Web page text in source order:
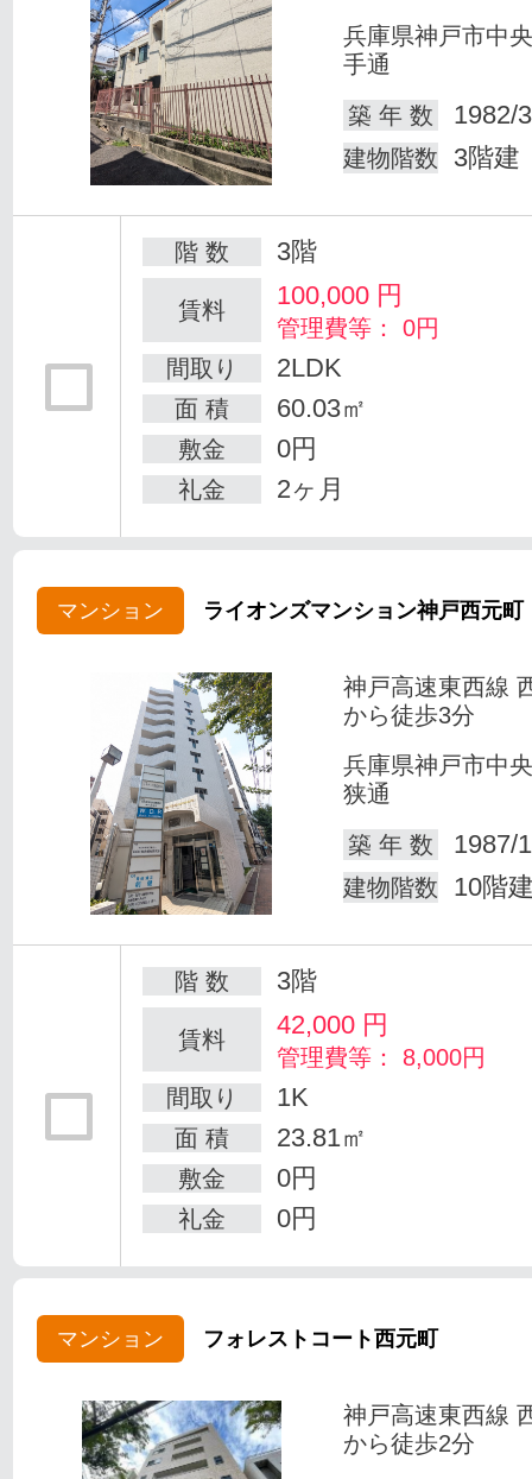
兵庫県神戸市中
手通
築 年 数
1982/
建物階数 3階建
階 数 3階
賃料 100,000 円
管理費等： 0円
間取り
2LDK
面 積 60.03㎡
敷金 0円
礼金 2ヶ月
マンション ライオンズマンション神戸西元町
神戸高速東西線
から徒歩3分
兵庫県神戸市中
狭通
築 年 数
1987/
建物階数 10階
階 数 3階
賃料 42,000 円
管理費等： 8,000円
間取り
1K
面 積 23.81㎡
敷金 0円
礼金 0円
マンション フォレストコート西元町
神戸高速東西線
から徒歩2分